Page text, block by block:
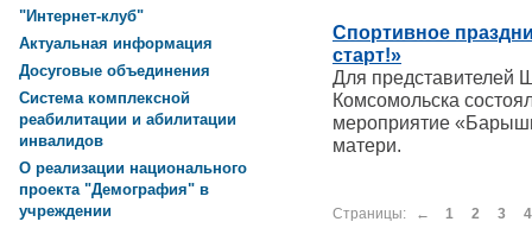
Спортивное
старт!»
Для представителей
Комсомольска
мероприятие
матери.
Страницы: ← 1 2 3 4
"Интернет-клуб"
Актуальная информация
Досуговые объединения
Система комплексной
реабилитации и абилитации
инвалидов
О реализации национального
проекта "Демография" в
учреждении